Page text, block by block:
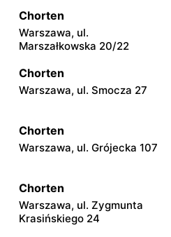
Chorten
Warszawa, ul.
Marszałkowska 20/22
Chorten
Warszawa, ul. Smocza 27
Chorten
Warszawa, ul. Grójecka 107
Chorten
Warszawa, ul. Zygmunta
Krasińskiego 24